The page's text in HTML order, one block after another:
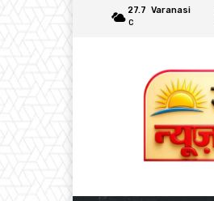
27.7
C
Varanasi